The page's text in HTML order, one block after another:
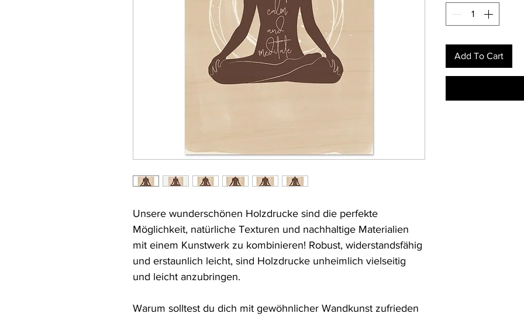
Unsere wunderschönen Holzdrucke sind die perfekte
Möglichkeit, natürliche Texturen und nachhaltige Materialien
mit einem Kunstwerk zu kombinieren! Robust, widerstandsfähig
und erstaunlich leicht, sind Holzdrucke unheimlich vielseitig
und leicht anzubringen.
Warum solltest du dich mit gewöhnlicher Wandkunst zufrieden
Add To Cart